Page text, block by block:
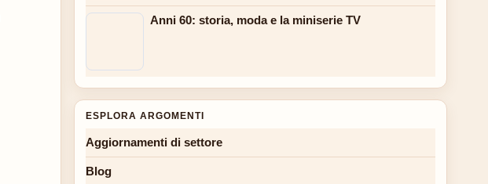
Anni 60: storia, moda e la miniserie TV
ESPLORA ARGOMENTI
Aggiornamenti di settore
Blog